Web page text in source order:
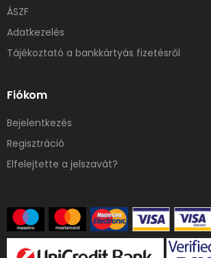
ÁSZF
Adatkezelés
Tájékoztató a bankkártyás fizetésről
Fiókom
Bejelentkezés
Regisztráció
Elfelejtette a jelszavát?